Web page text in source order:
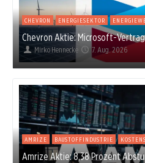
CHEVRON ENERGIESEKTOR
Chevron Aktie: Microsoft-
Mirko Hennecke 7. Aug. 2026
AMRIZE BAUSTOFFINDUSTRIE
Amrize Aktie: 8,38 Prozent